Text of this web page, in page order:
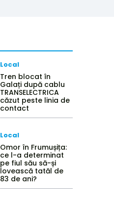
Local
Tren blocat în
Galați după cablu
TRANSELECTRICA
căzut peste linia de
contact
Local
Omor în Frumușița:
ce l-a determinat
pe fiul său să-și
lovească tatăl de
83 de ani?